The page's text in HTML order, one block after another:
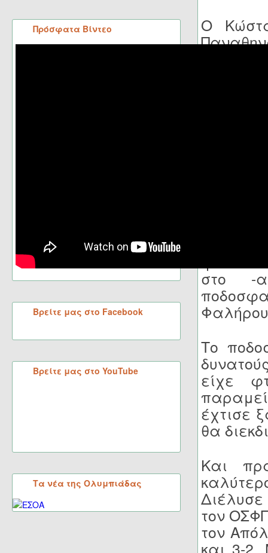
Πρόσφατα Βίντεο
Βρείτε μας στο Facebook
Βρείτε μας στο YouTube
Τα νέα της Ολυμπιάδας
Ο
στο -
Το
είχε
έχτισε
θα
Και
Διέλυσε
τον
τον
και 3-